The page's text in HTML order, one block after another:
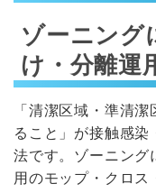
ゾーニング
け・分離運
「清潔区域・準清
ること」が接触感
法です。ゾーニング
用のモップ・クロス